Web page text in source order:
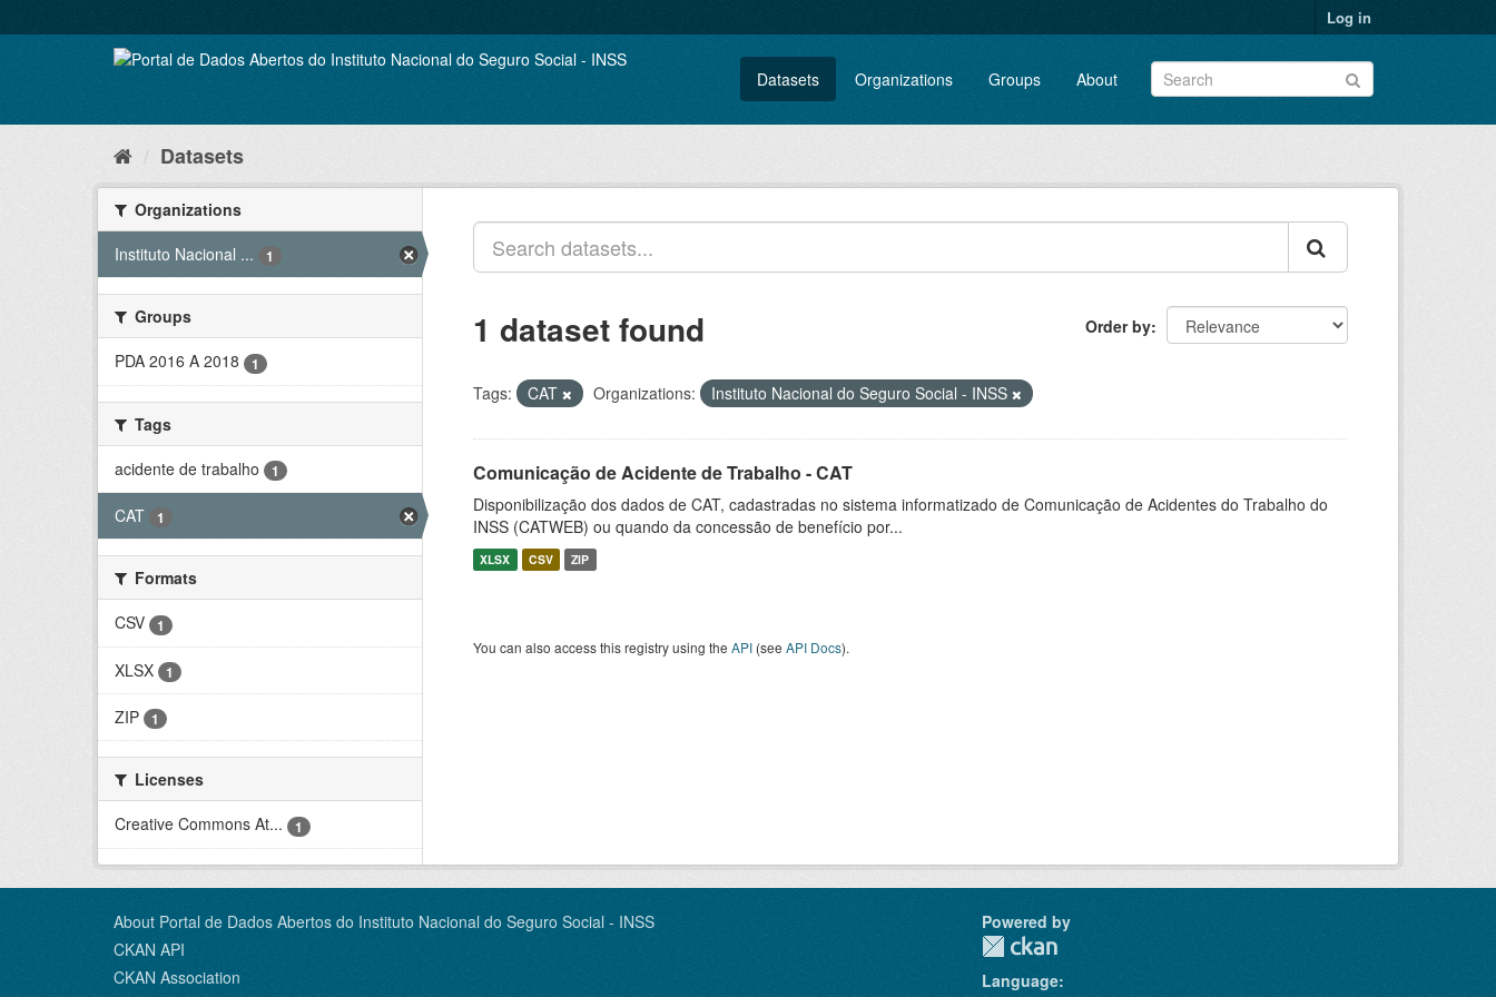
to
Log in
Datasets Organizations Groups About
Datasets
Organizations
Instituto Nacional ...
1
Groups
PDA 2016 A 2018
1
Tags
acidente de trabalho
1
CAT 1
Formats
CSV
1
XLSX 1
ZIP 1
Licenses
Creative Commons At...
1
Order by
1 dataset found
Tags: CAT Organizations: Instituto Nacional do Seguro Social - INSS
Comunicação de Acidente de Trabalho - CAT
Disponibilização dos dados de CAT, cadastradas no sistema informatizado de Comunicação de Acidentes do Trabalho do
INSS (CATWEB) ou quando da concessão de benefício por...
XLSX CSV ZIP
You can also access this registry using the API (see API Docs).
About Portal de Dados Abertos do Instituto Nacional do Seguro Social - INSS
CKAN API
CKAN Association
Powered by
Language